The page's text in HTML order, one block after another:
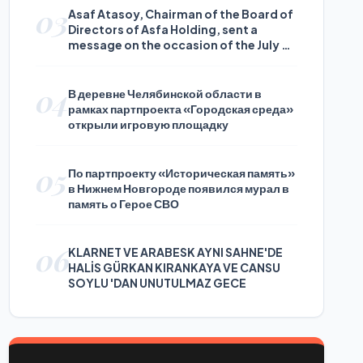
03Asaf Atasoy, Chairman of the Board of
Directors of Asfa Holding, sent a
message on the occasion of the July 24
04В деревне Челябинской области в
рамках партпроекта «Городская среда»
открыли игровую площадку
05 По партпроекту «Историческая память»
в Нижнем Новгороде появился мурал в
память о Герое СВО
06KLARNET VE ARABESK AYNI SAHNE'DE
HALİS GÜRKAN KIRANKAYA VE CANSU
SOYLU 'DAN UNUTULMAZ GECE